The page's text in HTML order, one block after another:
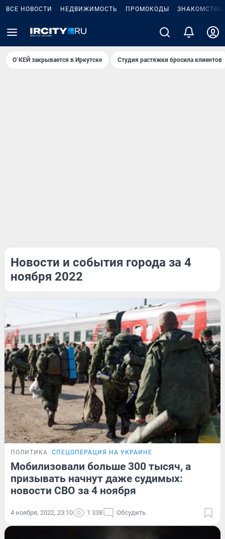
ВСЕ НОВОСТИ НЕДВИЖИМОСТЬ ПРОМОКОДЫ ЗНАКОМСТВА
О`КЕЙ закрывается в Иркутске Студия растяжки бросила клиентов
Новости и события города за 4
ноября 2022
ПОЛИТИКА СПЕЦОПЕРАЦИЯ НА УКРАИНЕ
Мобилизовали больше 300 тысяч, а
призывать начнут даже судимых:
новости СВО за 4 ноября
4 ноября, 2022, 23:10 1 338 Обсудить